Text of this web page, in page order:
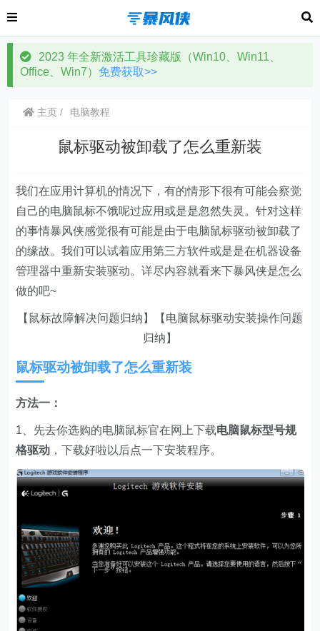
2023 年全新激活工具珍藏版（Win10、Win11、
Office、Win7） 免费获取>>
主页 电脑教程
鼠标驱动被卸载了怎么重新装
我们在应用计算机的情况下，有的情形下很有可能会察觉
自己的电脑鼠标不饿呢过应用或是是忽然失灵。针对这样
的事情暴风侠感觉很有可能是由于电脑鼠标驱动被卸载了
的缘故。我们可以试着应用第三方软件或是是在机器设备
管理器中重新安装驱动。详尽内容就看来下暴风侠是怎么
做的吧~
【鼠标故障解决问题归纳】【电脑鼠标驱动安装操作问题
归纳】
鼠标驱动被卸载了怎么重新装
方法一：
1、先去你选购的电脑鼠标官在网上下载电脑鼠标型号规
格驱动 ，下载好啦以后点一下安装程序。